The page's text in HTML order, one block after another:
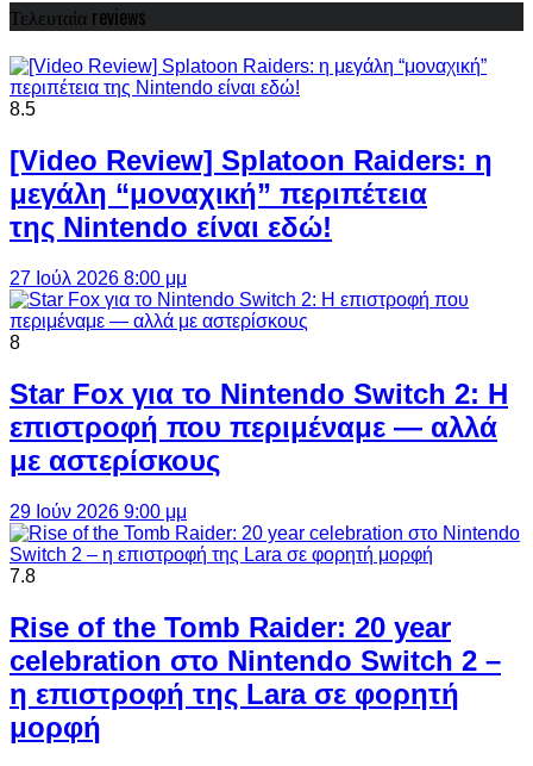
Τελευταία reviews
8.5
[Video Review] Splatoon Raiders: η
μεγάλη “μοναχική” περιπέτεια
της Nintendo είναι εδώ!
27 Ιούλ 2026 8:00 μμ
8
Star Fox για το Nintendo Switch 2: Η
επιστροφή που περιμέναμε — αλλά
με αστερίσκους
29 Ιούν 2026 9:00 μμ
7.8
Rise of the Tomb Raider: 20 year
celebration στο Nintendo Switch 2 –
η επιστροφή της Lara σε φορητή
μορφή